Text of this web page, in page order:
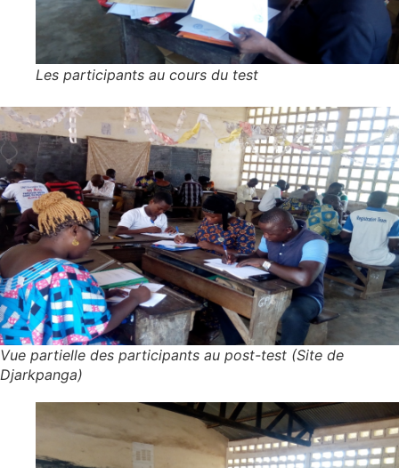
Les participants au cours du test
Vue partielle des participants au post-test (Site de
Djarkpanga)